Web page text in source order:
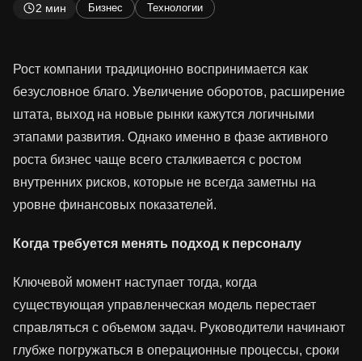
2 мин Бизнес Технологии
Рост компании традиционно воспринимается как
безусловное благо. Увеличение оборотов, расширение
штата, выход на новые рынки кажутся логичными
этапами развития. Однако именно в фазе активного
роста бизнес чаще всего сталкивается с ростом
внутренних рисков, которые не всегда заметны на
уровне финансовых показателей.
Когда требуется менять подход к персоналу
Ключевой момент наступает тогда, когда
существующая управленческая модель перестает
справляться с объемом задач. Руководители начинают
глубже погружаться в операционные процессы, сроки